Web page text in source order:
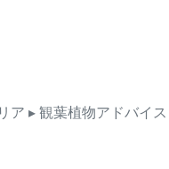
ア ▸ 観葉植物アドバイス